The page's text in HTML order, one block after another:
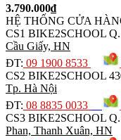
3.790.000₫
HỆ THỐNG CỬA
CS1 BIKE2SCHOOL
Cầu Giấy, HN
ĐT: 09 1900 8533
CS2 BIKE2SCHOOL
Tp. Hà Nội
ĐT: 08 8835 0033
CS3 BIKE2SCHOOL
Phan, Thanh Xuân, HN